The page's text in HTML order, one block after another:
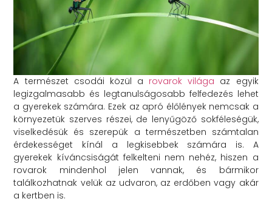
A természet csodái közül a rovarok világa az egyik
legizgalmasabb és legtanulságosabb felfedezés lehet
a gyerekek számára. Ezek az apró élőlények nemcsak a
környezetük szerves részei, de lenyűgöző sokféleségük,
viselkedésük és szerepük a természetben számtalan
érdekességet kínál a legkisebbek számára is. A
gyerekek kíváncsiságát felkelteni nem nehéz, hiszen a
rovarok mindenhol jelen vannak, és bármikor
találkozhatnak velük az udvaron, az erdőben vagy akár
a kertben is.